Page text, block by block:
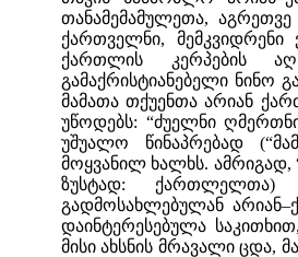
თანამემამულეთა,
ქართველნი,
ქართლის კერპების
გამაქრისტიანებელი ნინო
მამათა თქუენთა არიან
უწოდებს: “ძუელნი
უშუალო წინაპრებად
მოყვანილ ხალხს.
ზუსტად: ქართლელთა)
გადმოსახლებულან
დაინტერესებულა
მისი ახსნის მრავალი ცდა,